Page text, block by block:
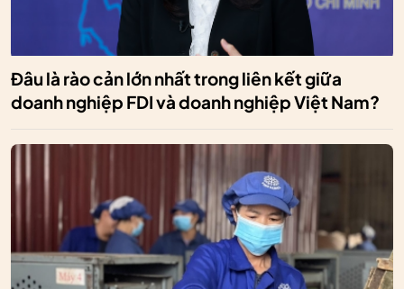
Đâu là rào cản lớn nhất trong liên kết giữa
doanh nghiệp FDI và doanh nghiệp Việt Nam?